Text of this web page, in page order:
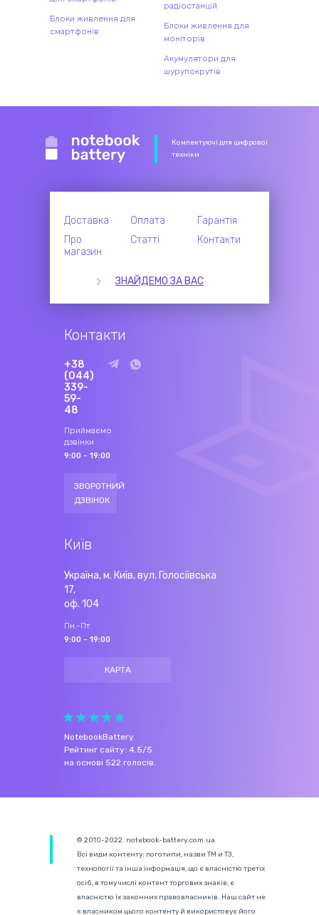
Блоки живлення для
смартфонів
радіостанцій
Блоки живлення для
моніторів
Акумулятори для
шурупокрутів
Комлектуючі для цифрової
техніки
Доставка Оплата
Гарантія
Про
магазин
Статті Контакти
ЗНАЙДЕМО ЗА ВАС
Контакти
+38
(044)
339-
59-
48
Приймаємо
дзвінки
9:00 - 19:00
ЗВОРОТНИЙ
ДЗВІНОК
Київ
Україна, м. Київ, вул. Голосіївська
17,
оф. 104
Пн.-Пт.
9:00 - 19:00
КАРТА
NotebookBattery.
Рейтинг сайту: 4.5/5
на основі 522 голосів.
© 2010-2022. notebook-battery.com.ua
Всі види контенту: логотипи, назви ТМ и ТЗ,
технології та інша інформація, що є власністю третіх
осіб, в тому числі контент торгових знаків, є
власністю їх законних правовласників. Наш сайт не
є власником цього контенту й використовує його